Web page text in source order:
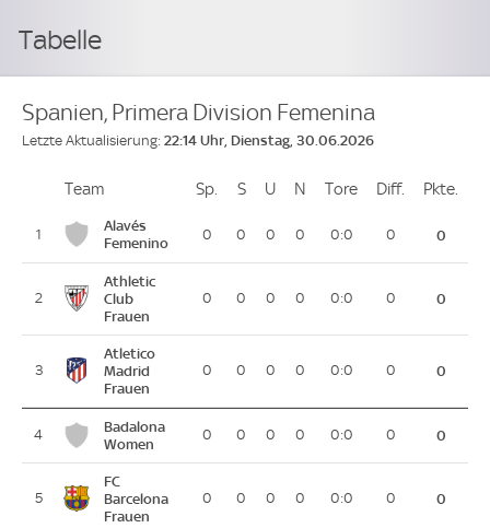
Tabelle
Spanien, Primera Division Femenina
Letzte Aktualisierung: 22:14 Uhr, Dienstag, 30.06.2026
PlatzTeam Sp. Spiele
SSiege
U Unentschieden
N Niederlagen
Tore ToreDiff. Differenz
Pkte.
1
Alavés
Femenino
0 0 0 0 0:0 0 0
2
Athletic
Club
Frauen
0 0 0 0 0:0 0 0
3
Atletico
Madrid
Frauen
0 0 0 0 0:0 0 0
4
Badalona
Women
0 0 0 0 0:0 0 0
5
FC
Barcelona
Frauen
0 0 0 0 0:0 0 0